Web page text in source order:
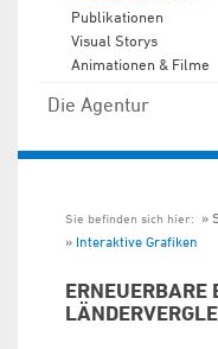
Publikationen
Visual Storys
Animationen & Filme
Die Agentur
Sie befinden sich hier:
Interaktive Grafiken